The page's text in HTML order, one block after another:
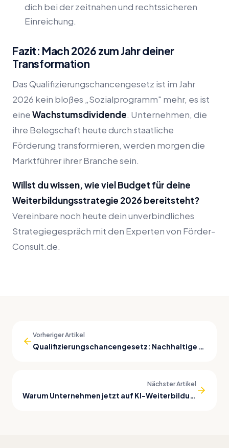
dich bei der zeitnahen und rechtssicheren
Einreichung.
Fazit: Mach 2026 zum Jahr deiner
Transformation
Das Qualifizierungschancengesetz ist im Jahr
2026 kein bloßes „Sozialprogramm" mehr, es ist
eineWachstumsdividende. Unternehmen, die
ihre Belegschaft heute durch staatliche
Förderung transformieren, werden morgen die
Marktführer ihrer Branche sein.
Willst du wissen, wie viel Budget für deine
Weiterbildungsstrategie 2026 bereitsteht?
Vereinbare noch heute dein unverbindliches
Strategiegespräch mit den Experten von Förder-
Consult.de.
Vorheriger Artikel
Qualifizierungschancengesetz: Nachhaltige Personalentwicklung
Nächster Artikel
Warum Unternehmen jetzt auf KI-Weiterbildungen setzen sollten